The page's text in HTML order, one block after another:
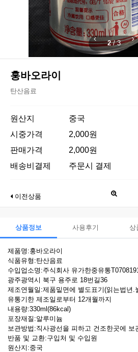
2/3
훙바오라이
탄산음료
원산지
중국
시중가격
2,000원
판매가격
2,000원
배송비결제
주문시 결제
이전상품
상품정보 사용후기 상
제품명:훙바오라이
식품유형:탄산음료
수입업소명:주식회사 유가한중유통
광주광역시 북구 용주로 18번길36
제조연월일:제품밑면에 별도표기(읽는법년.
유통기한 제조일로부터 12개월까지
내용량:330ml(86kcal)
포장재질:알루미늄
보관방법:직사광선을 피하고 건조한곳에 보
반품 및 교환:구입처 및 수입원
원산지:중국